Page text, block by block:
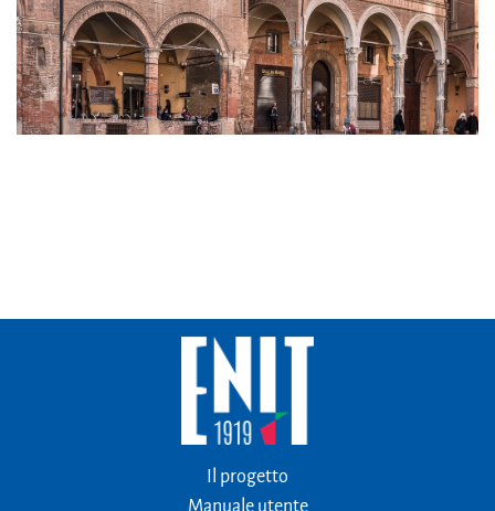
Il progetto
Manuale utente